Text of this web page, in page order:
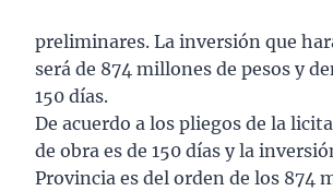
preliminares. La inversión que
será de 874 millones de pesos y
150 días.
De acuerdo a los pliegos de la
de obra es de 150 días y la
Provincia es del orden de los 874